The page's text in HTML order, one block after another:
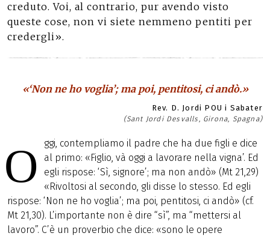
creduto. Voi, al contrario, pur avendo visto
queste cose, non vi siete nemmeno pentiti per
credergli».
«‘Non ne ho voglia’; ma poi, pentitosi, ci andò.»
Rev. D. Jordi POU i Sabater
(Sant Jordi Desvalls, Girona, Spagna)
O
ggi, contempliamo il padre che ha due figli e dice
al primo: «Figlio, và oggi a lavorare nella vigna’. Ed
egli rispose: ‘Sì, signore’; ma non andò» (Mt 21,29)
«Rivoltosi al secondo, gli disse lo stesso. Ed egli
rispose: ‘Non ne ho voglia’; ma poi, pentitosi, ci andò» (cf.
Mt 21,30). L’importante non è dire “sì”, ma “mettersi al
lavoro”. C’è un proverbio che dice: «sono le opere